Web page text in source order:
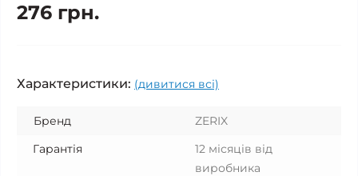
276 грн.
Характеристики: (дивитися всі)
Бренд
ZERIX
Гарантія
12 місяців від
виробника